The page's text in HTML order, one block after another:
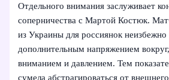
Отдельного внимания заслуживает
соперничества с Мартой Костюк.
из Украины для россиянок
дополнительным напряжением
вниманием и давлением. Тем
сумела абстрагироваться от